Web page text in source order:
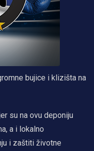
bujice i klizišta na
su na ovu deponiju
a i lokalno
i zaštiti životne